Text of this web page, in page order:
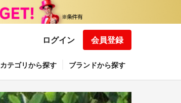
ログイン 会員登録
カテゴリから探す ブランドから探す